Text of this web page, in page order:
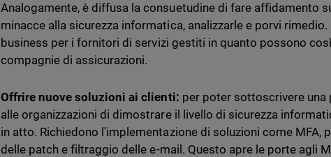
Analogamente, è diffusa la consuetudine di fare affidamento
minacce alla sicurezza informatica, analizzarle e porvi
business per i fornitori di servizi gestiti in quanto possono
compagnie di assicurazioni.
Offrire nuove soluzioni ai clienti: per poter sottoscrivere
alle organizzazioni di dimostrare il livello di sicurezza
in atto. Richiedono l'implementazione di soluzioni come MFA,
delle patch e filtraggio delle e-mail. Questo apre le porte agli